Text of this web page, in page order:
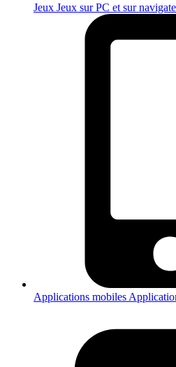
Jeux Jeux sur PC et sur
Applications mobiles